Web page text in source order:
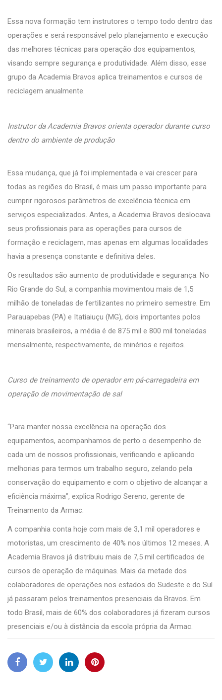
Essa nova formação tem instrutores o tempo todo dentro das
operações e será responsável pelo planejamento e execução
das melhores técnicas para operação dos equipamentos,
visando sempre segurança e produtividade. Além disso, esse
grupo da Academia Bravos aplica treinamentos e cursos de
reciclagem anualmente.
Instrutor da Academia Bravos orienta operador durante curso
dentro do ambiente de produção
Essa mudança, que já foi implementada e vai crescer para
todas as regiões do Brasil, é mais um passo importante para
cumprir rigorosos parâmetros de excelência técnica em
serviços especializados. Antes, a Academia Bravos deslocava
seus profissionais para as operações para cursos de
formação e reciclagem, mas apenas em algumas localidades
havia a presença constante e definitiva deles.
Os resultados são aumento de produtividade e segurança. No
Rio Grande do Sul, a companhia movimentou mais de 1,5
milhão de toneladas de fertilizantes no primeiro semestre. Em
Parauapebas (PA) e Itatiaiuçu (MG), dois importantes polos
minerais brasileiros, a média é de 875 mil e 800 mil toneladas
mensalmente, respectivamente, de minérios e rejeitos.
Curso de treinamento de operador em pá-carregadeira em
operação de movimentação de sal
“Para manter nossa excelência na operação dos
equipamentos, acompanhamos de perto o desempenho de
cada um de nossos profissionais, verificando e aplicando
melhorias para termos um trabalho seguro, zelando pela
conservação do equipamento e com o objetivo de alcançar a
eficiência máxima”, explica Rodrigo Sereno, gerente de
Treinamento da Armac.
A companhia conta hoje com mais de 3,1 mil operadores e
motoristas, um crescimento de 40% nos últimos 12 meses. A
Academia Bravos já distribuiu mais de 7,5 mil certificados de
cursos de operação de máquinas. Mais da metade dos
colaboradores de operações nos estados do Sudeste e do Sul
já passaram pelos treinamentos presenciais da Bravos. Em
todo Brasil, mais de 60% dos colaboradores já fizeram cursos
presenciais e/ou à distância da escola própria da Armac.